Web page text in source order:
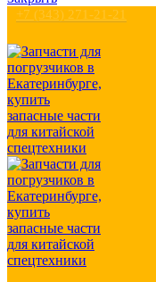
+7 (343) 271-21-21